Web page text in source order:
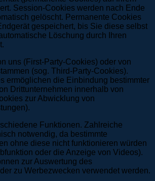
Session-Cookies werden nach Ende
gelöscht. Permanente Cookies
gespeichert, bis Sie diese selbst
Löschung durch Ihren
uns (First-Party-Cookies) oder von
(sog. Third-Party-Cookies).
ermöglichen die Einbindung bestimmter
Drittunternehmen innerhalb von
zur Abwicklung von
Funktionen. Zahlreiche
notwendig, da bestimmte
ohne diese nicht funktionieren würden
oder die Anzeige von Videos).
zur Auswertung des
zu Werbezwecken verwendet werden.